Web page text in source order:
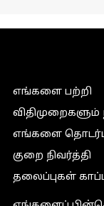
எங்களை பற்றி
எங்களை
குறை நிவர்த்தி
தலைப்புகள்